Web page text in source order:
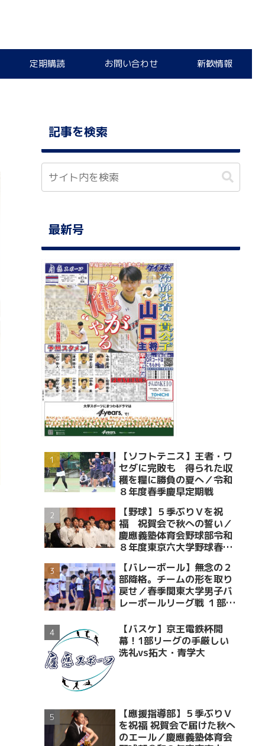
定期購読 お問い合わせ 新歓情報
記事を検索
最新号
【ソフトテニス】王者・ワ
セダに完敗も 得られた収
穫を糧に勝負の夏へ／令和
８年度春季慶早定期戦
【野球】５季ぶりＶを祝
福 祝賀会で秋への誓い／
慶應義塾体育会野球部令和
８年度東京六大学野球春季
～
【バレーボール】無念の２
部降格。チームの形を取り
戻せ／春季関東大学男子バ
レーボールリーグ戦 １部・
【バスケ】京王電鉄杯開
幕！1部リーグの手厳しい
洗礼vs拓大・青学大
【應援指導部】５季ぶりＶ
を祝福 祝賀会で届けた秋へ
のエール／慶應義塾体育会